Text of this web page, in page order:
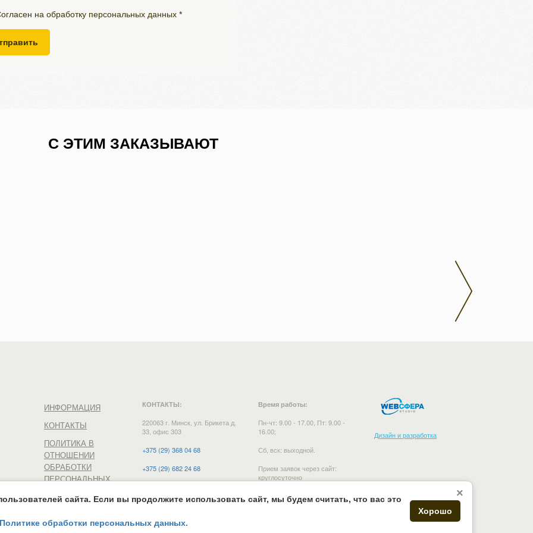
на обработку персональных данных *
С ЭТИМ ЗАКАЗЫВАЮТ
ИНФОРМАЦИЯ
КОНТАКТЫ
ПОЛИТИКА В
ОТНОШЕНИИ
ОБРАБОТКИ
ПЕРСОНАЛЬНЫХ
КОНТАКТЫ:
220063 г. Минск, ул. Брикета д.
33, офис 303
+375 (29) 368 04 68
+375 (29) 682 24 68
e-mail:vdmn12@mail.ru
Время работы:
Пн-чт: 9.00 - 17.00, Пт: 9.00 -
16.00;
Сб, вск: выходной.
Прием заявок через сайт:
круглосуточно
Дизайн и разработка
×
сайта. Если вы продолжите использовать сайт, мы будем считать, что вас это
обработки персональных данных.
Хорошо